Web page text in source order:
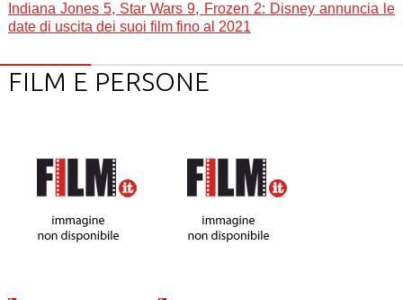
Indiana Jones 5, Star Wars 9, Frozen 2: Disney annuncia le
date di uscita dei suoi film fino al 2021
FILM E PERSONE